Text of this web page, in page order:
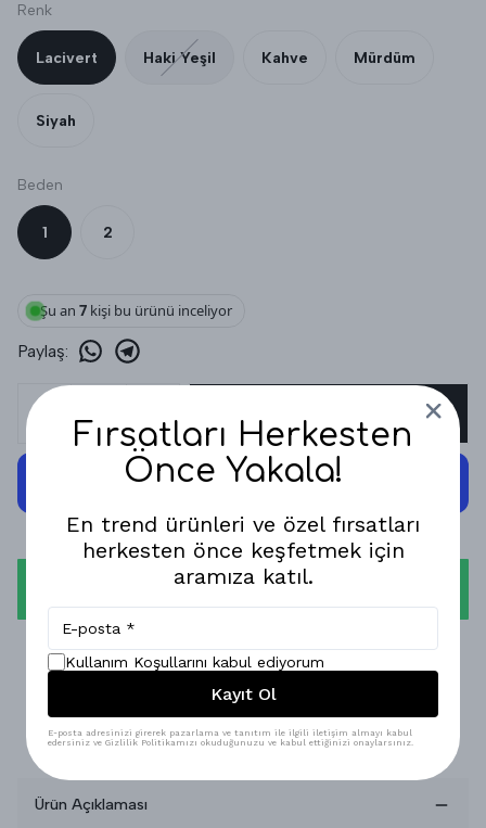
Renk
Lacivert Haki Yeşil Kahve Mürdüm
Siyah
Beden
1 2
Şu an 7kişi bu ürünü inceliyor
Paylaş:
WHATSAPP
GÜVENLİ ALIŞVERİŞ!
%100 MEMNUNİYET GARANTİSİ!
Ürün Açıklaması
Fırsatları Herkesten
Önce Yakala!
En trend ürünleri ve özel fırsatları
herkesten önce keşfetmek için
aramıza katıl.
Kullanım Koşullarını kabul ediyorum
Kayıt Ol
E-posta adresinizi girerek pazarlama ve tanıtım ile ilgili iletişim almayı kabul
edersiniz ve Gizlilik Politikamızı okuduğunuzu ve kabul ettiğinizi onaylarsınız.